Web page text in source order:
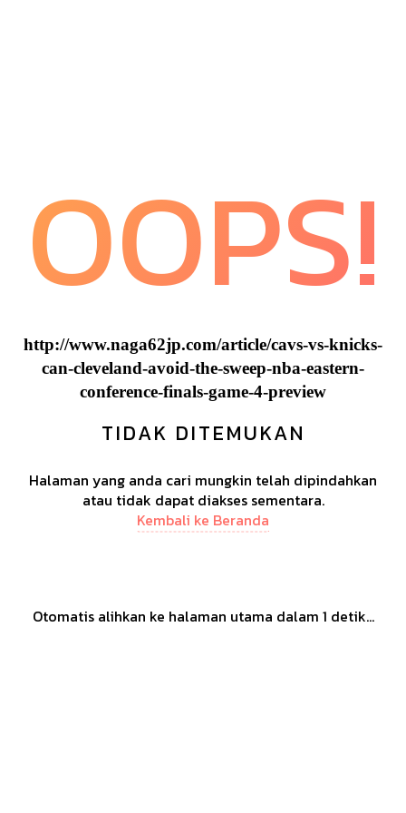
OOPS!
http://www.naga62jp.com/article/cavs-vs-knicks-
can-cleveland-avoid-the-sweep-nba-eastern-
conference-finals-game-4-preview
TIDAK DITEMUKAN
Halaman yang anda cari mungkin telah dipindahkan
atau tidak dapat diakses sementara.
Kembali ke Beranda
Otomatis alihkan ke halaman utama dalam 1 detik...